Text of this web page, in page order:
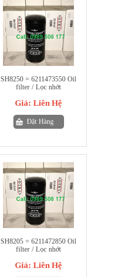
SH8250 = 6211473550 Oil
filter / Lọc nhớt
Giá: Liên Hệ
Đặt Hàng
SH8205 = 6211472850 Oil
filter / Lọc nhớt
Giá: Liên Hệ